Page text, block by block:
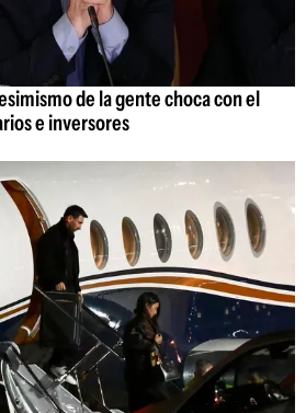
de la gente choca con el
e inversores